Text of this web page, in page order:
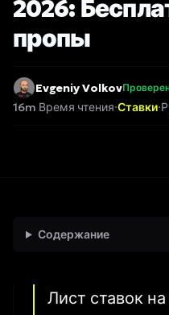
2026:
пропы
Evgeniy Volkov
16m Время чтения·Ставки·
Содержание
Лист ставок